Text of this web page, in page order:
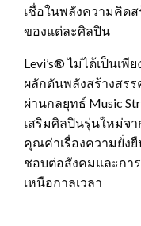
เชื่อในพลังความคิด
ของแต่ละศิลปิน
Levi’s® ไม่ได้เป็นเ
ผลักดันพลังสร้างสร
ผ่านกลยุทธ์ Music
เสริมศิลปินรุ่นใหม่จ
คุณค่าเรื่องความยั่งยื
ชอบต่อสังคมและกา
เหนือกาลเวลา